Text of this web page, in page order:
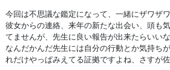
今回は不思議な鑑定になって、一緒にザワザ
彼女からの連絡、来年の新たな出会い、頭も
てませんが、先生に良い報告が出来たらいいな
なんだかんだ先生には自分の行動とか気持ち
れだけやっぱみえてる証拠ですよね、さすが